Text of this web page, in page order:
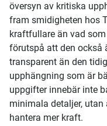
översyn av kritiska
fram smidigheten hos
kraftfullare än vad
förutspå att den också
transparent än den
upphängning som är
uppgifter innebär inte
minimala detaljer, utan
hantera mer kraft.